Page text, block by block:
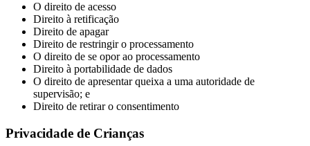
O direito de acesso
Direito à retificação
Direito de apagar
Direito de restringir o processamento
O direito de se opor ao processamento
Direito à portabilidade de dados
O direito de apresentar queixa a uma autoridade de
supervisão; e
Direito de retirar o consentimento
Privacidade de Crianças